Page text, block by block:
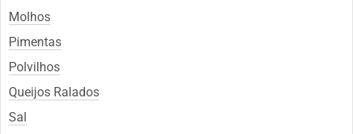
Molhos
Pimentas
Polvilhos
Queijos Ralados
Sal